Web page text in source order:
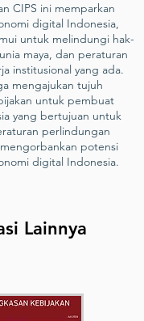
CIPS ini memparkan
digital Indonesia,
untuk melindungi hak-
maya, dan peraturan
institusional yang ada.
mengajukan tujuh
untuk pembuat
yang bertujuan untuk
perlindungan
potensi
digital Indonesia.
Lainnya